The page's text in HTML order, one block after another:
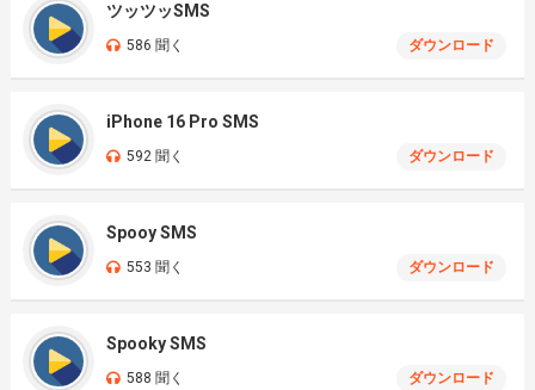
ツッツッSMS
586 聞く ダウンロード
iPhone 16 Pro SMS
592 聞く ダウンロード
Spooy SMS
553 聞く ダウンロード
Spooky SMS
588 聞く ダウンロード